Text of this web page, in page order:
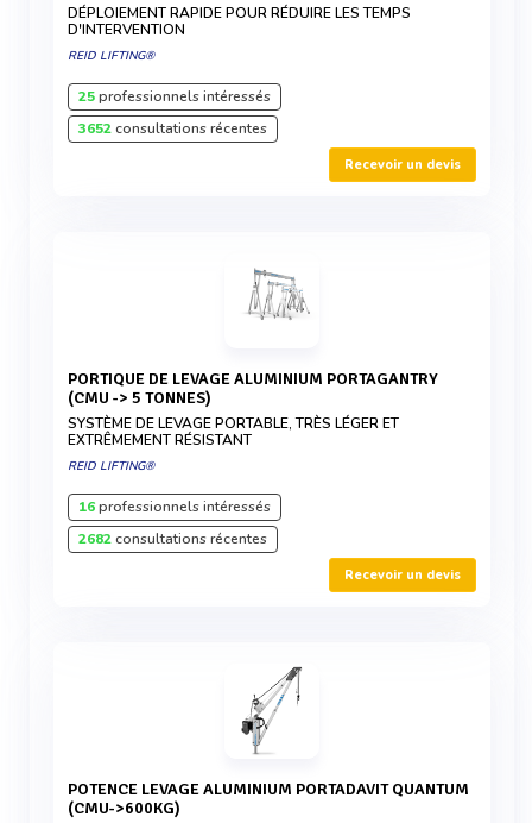
DÉPLOIEMENT RAPIDE POUR RÉDUIRE LES TEMPS
D'INTERVENTION
REID LIFTING®
25professionnels intéressés
3652consultations récentes
Recevoir un devis
PORTIQUE DE LEVAGE ALUMINIUM PORTAGANTRY
(CMU -> 5 TONNES)
SYSTÈME DE LEVAGE PORTABLE, TRÈS LÉGER ET
EXTRÊMEMENT RÉSISTANT
REID LIFTING®
16professionnels intéressés
2682consultations récentes
Recevoir un devis
POTENCE LEVAGE ALUMINIUM PORTADAVIT QUANTUM
(CMU->600KG)